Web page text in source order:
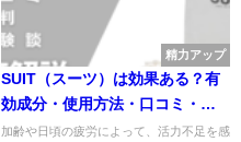
精力アップ
SUIT（スーツ）は効果ある？有
効成分・使用方法・口コミ・評
判・体験談を解説
加齢や日頃の疲労によって、活力不足を感